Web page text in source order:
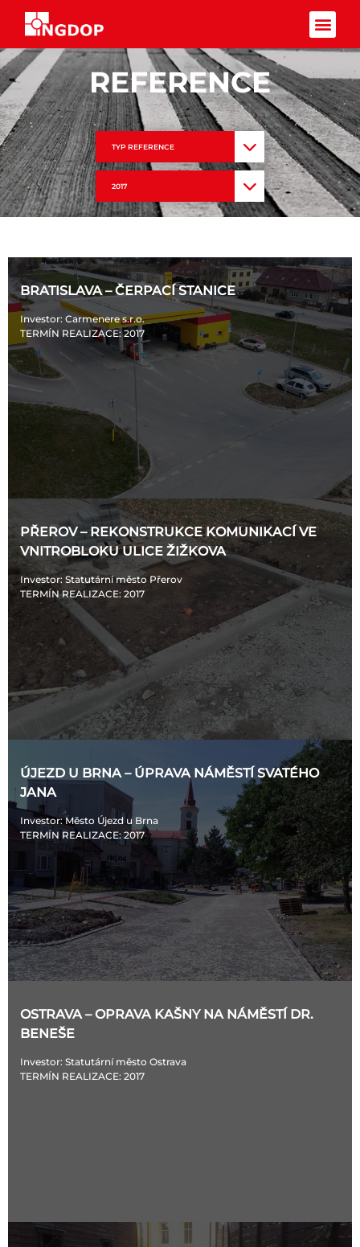
REFERENCE
TYP REFERENCE
2017
BRATISLAVA – ČERPACÍ STANICE
Investor: Carmenere s.r.o.
TERMÍN REALIZACE: 2017
PŘEROV – REKONSTRUKCE KOMUNIKACÍ VE
VNITROBLOKU ULICE ŽIŽKOVA
Investor: Statutární město Přerov
TERMÍN REALIZACE: 2017
ÚJEZD U BRNA – ÚPRAVA NÁMĚSTÍ SVATÉHO
JANA
Investor: Město Újezd u Brna
TERMÍN REALIZACE: 2017
OSTRAVA – OPRAVA KAŠNY NA NÁMĚSTÍ DR.
BENEŠE
Investor: Statutární město Ostrava
TERMÍN REALIZACE: 2017